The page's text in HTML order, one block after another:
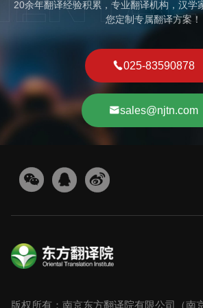
20余年翻译经验积累，专业翻译机构，汉学
您定制专属翻译方案！
025-83590878
sales@njtn.com
版权所有：南京东方翻译院有限公司（南